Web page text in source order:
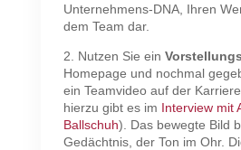
Unternehmens-DNA, Ihren
dem Team dar.
2. Nutzen Sie ein
Homepage und nochmal
ein Teamvideo auf der
hierzu gibt es im Interview mit
Ballschuh). Das bewegte Bild
Gedächtnis, der Ton im Ohr.